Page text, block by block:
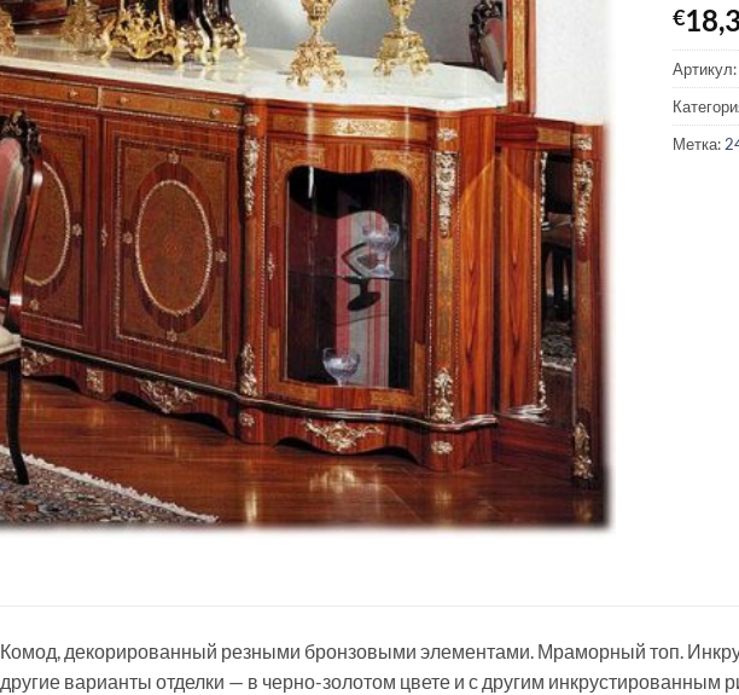
€
Артикул:
Метка:
Комод, декорированный резными бронзовыми элементами. Мраморный топ.
другие варианты отделки — в черно-золотом цвете и с другим инкрустированным